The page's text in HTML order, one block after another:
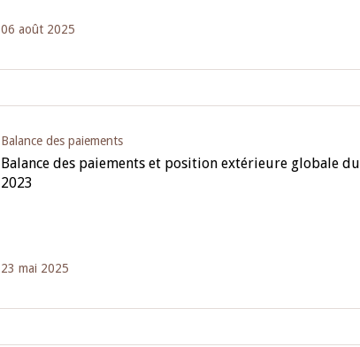
06 août 2025
Balance des paiements
Balance des paiements et position extérieure globale
2023
23 mai 2025